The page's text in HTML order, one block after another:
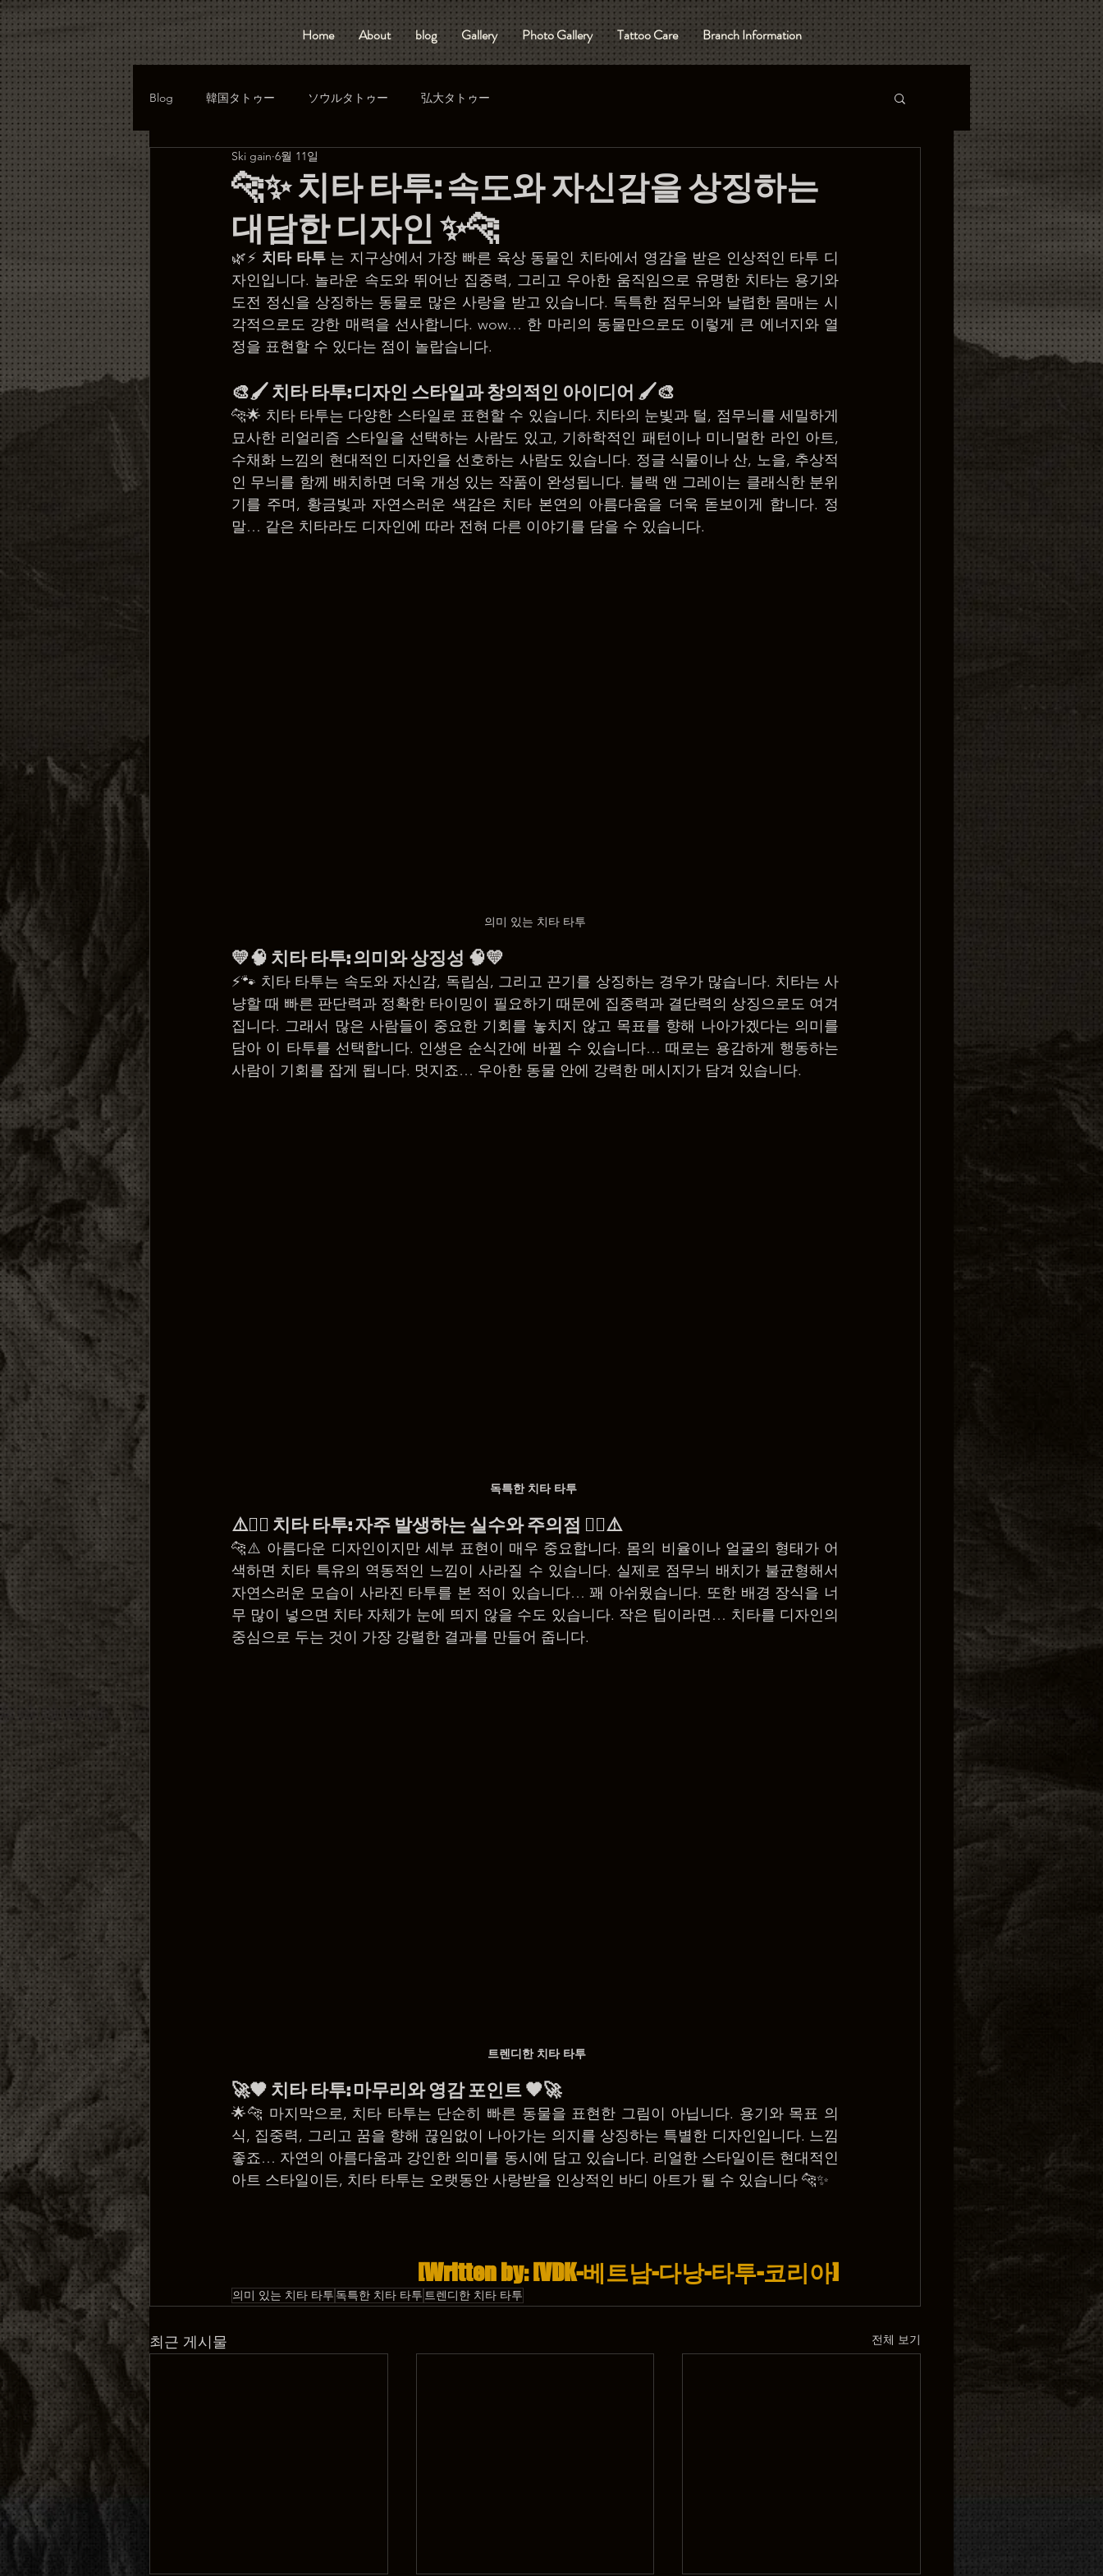
Home About blog Gallery Photo Gallery Tattoo Care Branch Information
Blog 韓国タトゥー ソウルタトゥー 弘大タトゥー
🐆✨ 치타 타투: 속도와 자신감을 상징하는
대담한 디자인 ✨🐆
Ski gain 6월 11일
🌿⚡ 치타 타투 는 지구상에서 가장 빠른 육상 동물인 치타에서 영감을 받은 인상적인 타투 디
자인입니다. 놀라운 속도와 뛰어난 집중력, 그리고 우아한 움직임으로 유명한 치타는 용기와
도전 정신을 상징하는 동물로 많은 사랑을 받고 있습니다. 독특한 점무늬와 날렵한 몸매는 시
각적으로도 강한 매력을 선사합니다. wow… 한 마리의 동물만으로도 이렇게 큰 에너지와 열
정을 표현할 수 있다는 점이 놀랍습니다.
🎨🖌️ 치타 타투: 디자인 스타일과 창의적인 아이디어 🖌️🎨
🐆🌟 치타 타투는 다양한 스타일로 표현할 수 있습니다. 치타의 눈빛과 털, 점무늬를 세밀하게
묘사한 리얼리즘 스타일을 선택하는 사람도 있고, 기하학적인 패턴이나 미니멀한 라인 아트,
수채화 느낌의 현대적인 디자인을 선호하는 사람도 있습니다. 정글 식물이나 산, 노을, 추상적
인 무늬를 함께 배치하면 더욱 개성 있는 작품이 완성됩니다. 블랙 앤 그레이는 클래식한 분위
기를 주며, 황금빛과 자연스러운 색감은 치타 본연의 아름다움을 더욱 돋보이게 합니다. 정
말… 같은 치타라도 디자인에 따라 전혀 다른 이야기를 담을 수 있습니다.
의미 있는 치타 타투
💛🧠 치타 타투: 의미와 상징성 🧠💛
⚡🐾 치타 타투는 속도와 자신감, 독립심, 그리고 끈기를 상징하는 경우가 많습니다. 치타는 사
냥할 때 빠른 판단력과 정확한 타이밍이 필요하기 때문에 집중력과 결단력의 상징으로도 여겨
집니다. 그래서 많은 사람들이 중요한 기회를 놓치지 않고 목표를 향해 나아가겠다는 의미를
담아 이 타투를 선택합니다. 인생은 순식간에 바뀔 수 있습니다… 때로는 용감하게 행동하는
사람이 기회를 잡게 됩니다. 멋지죠… 우아한 동물 안에 강력한 메시지가 담겨 있습니다.
독특한 치타 타투
⚠️😵‍💫 치타 타투: 자주 발생하는 실수와 주의점 😵‍💫⚠️
🐆⚠️ 아름다운 디자인이지만 세부 표현이 매우 중요합니다. 몸의 비율이나 얼굴의 형태가 어
색하면 치타 특유의 역동적인 느낌이 사라질 수 있습니다. 실제로 점무늬 배치가 불균형해서
자연스러운 모습이 사라진 타투를 본 적이 있습니다… 꽤 아쉬웠습니다. 또한 배경 장식을 너
무 많이 넣으면 치타 자체가 눈에 띄지 않을 수도 있습니다. 작은 팁이라면… 치타를 디자인의
중심으로 두는 것이 가장 강렬한 결과를 만들어 줍니다.
트렌디한 치타 타투
🚀🖤 치타 타투: 마무리와 영감 포인트 🖤🚀
🌟🐆 마지막으로, 치타 타투는 단순히 빠른 동물을 표현한 그림이 아닙니다. 용기와 목표 의
식, 집중력, 그리고 꿈을 향해 끊임없이 나아가는 의지를 상징하는 특별한 디자인입니다. 느낌
좋죠… 자연의 아름다움과 강인한 의미를 동시에 담고 있습니다. 리얼한 스타일이든 현대적인
아트 스타일이든, 치타 타투는 오랫동안 사랑받을 인상적인 바디 아트가 될 수 있습니다 🐆✨
[Written by: [VDK-베트남-다낭-타투-코리아]
의미 있는 치타 타투 독특한 치타 타투 트렌디한 치타 타투
최근 게시물 전체 보기